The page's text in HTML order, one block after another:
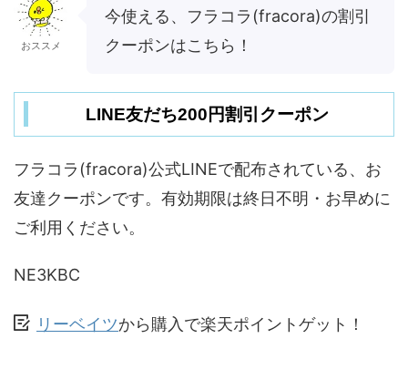
おススメ
今使える、フラコラ(fracora)の割引
クーポンはこちら！
LINE友だち200円割引クーポン
フラコラ(fracora)公式LINEで配布されている、お
友達クーポンです。有効期限は終日不明・お早めに
ご利用ください。
NE3KBC
リーベイツから購入で楽天ポイントゲット！